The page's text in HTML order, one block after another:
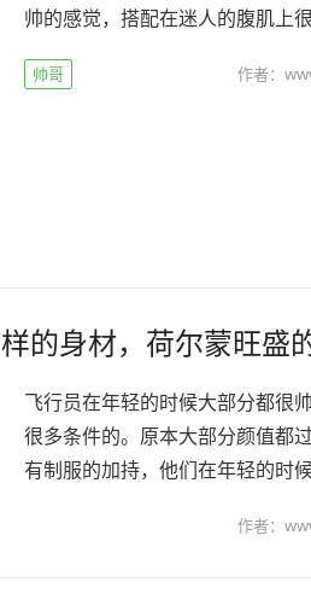
帅的感觉，搭配在迷人的腹肌上
帅哥 作者：
的身材，荷尔蒙旺盛
飞行员在年轻的时候大部分都很
很多条件的。原本大部分颜值都
有制服的加持，他们在年轻的时
作者：